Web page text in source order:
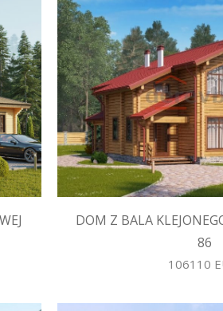
DOM Z BALA
86
106110